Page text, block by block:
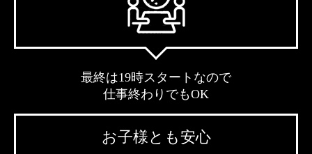
最終は19時スタートなので
仕事終わりでもOK
お子様とも安心